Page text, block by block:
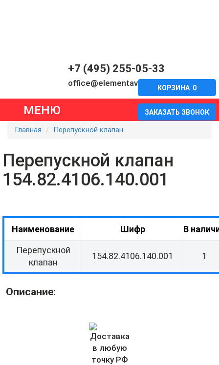
+7 (495) 255-05-33
office@elementavia.ru
ЗАКАЗАТЬ ЗВОНОК
КОРЗИНА 0
МЕНЮ
Главная Перепускной клапан
Перепускной клапан
154.82.4106.140.001
Наименование Шифр В
Перепускной
клапан
154.82.4106.140.001 1
Описание: